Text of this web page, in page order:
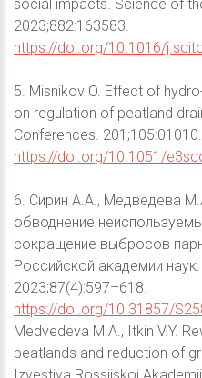
social impacts. Science of
2023;882:163583.
https://doi.org/10.1016/
5. Misnikov O. Effect of
on regulation of peatland
Conferences. 201;105:01010.
https://doi.org/10.1051/
6. Сирин А.А., Медведева
обводнение
сокращение выбросов
Российской академии
2023;87(4):597–618.
https://doi.org/10.31857/
Medvedeva M.A., Itkin V.Y.
peatlands and reduction of